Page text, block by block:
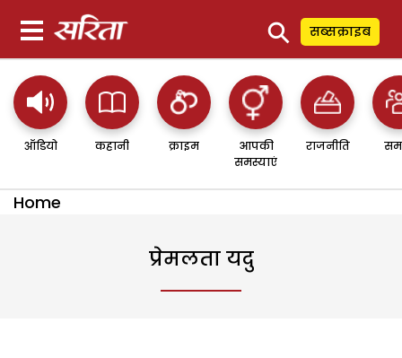
⚲ सब्सक्राइब
ऑडियो कहानी क्राइम
आपकी
समस्याएं
राजनीति
Home
प्रेमलता यदु